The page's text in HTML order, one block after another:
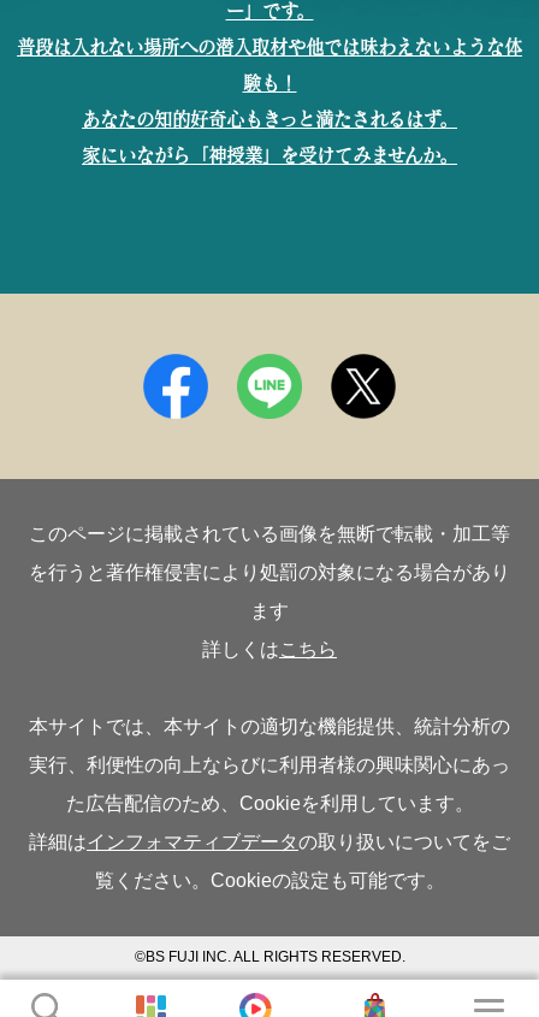
ー」です。
普段は入れない場所への潜入取材や他では味わえないような体
験も！
あなたの知的好奇心もきっと満たされるはず。
家にいながら「神授業」を受けてみませんか。
このページに掲載されている画像を無断で転載・加工等
を行うと著作権侵害により処罰の対象になる場合があり
ます
詳しくはこちら
本サイトでは、本サイトの適切な機能提供、統計分析の
実行、利便性の向上ならびに利用者様の興味関心にあっ
た広告配信のため、Cookieを利用しています。
詳細はインフォマティブデータの取り扱いについてをご
覧ください。Cookieの設定も可能です。
©BS FUJI INC. ALL RIGHTS RESERVED.